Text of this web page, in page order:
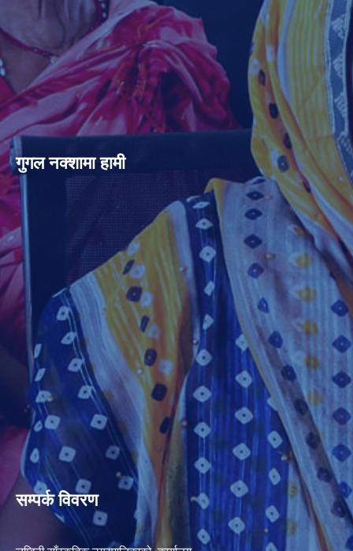
गुगल नक्शामा हामी
सम्पर्क विवरण